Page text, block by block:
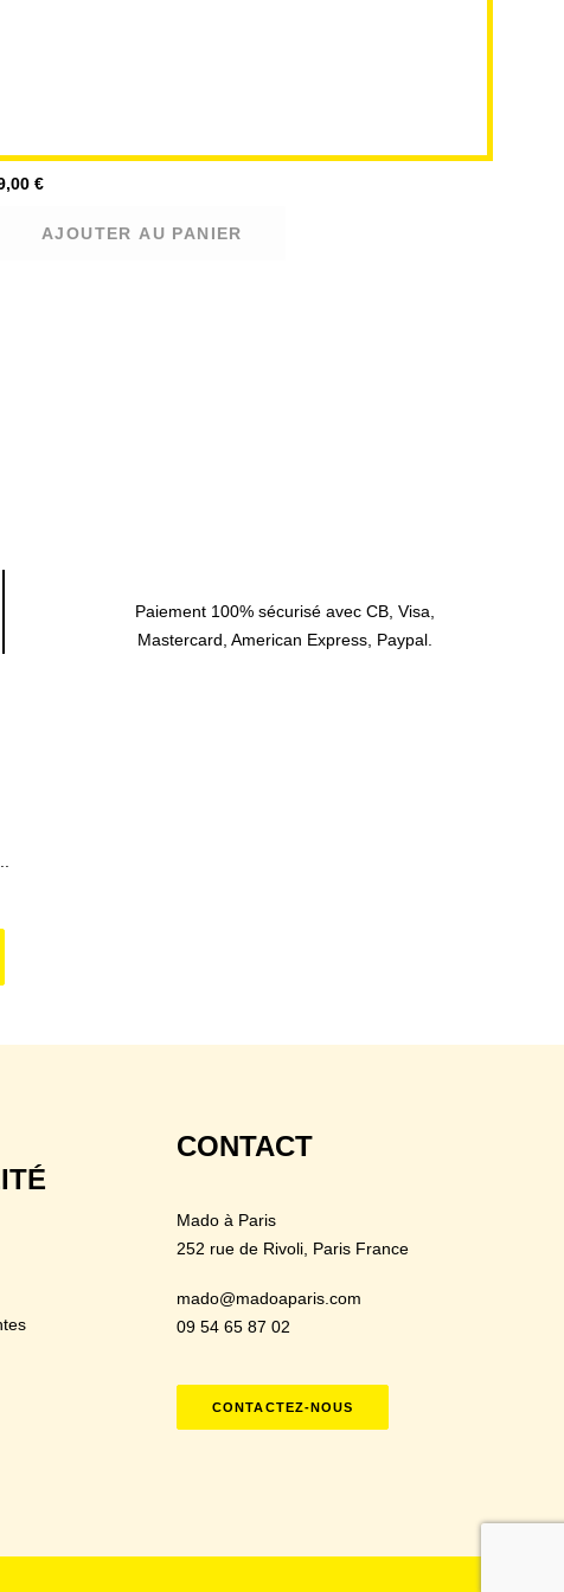
€
AJOUTER AU PANIER
Paiement 100% sécurisé avec CB, Visa,
Mastercard, American Express, Paypal.
CONTACT
Mado à Paris
252 rue de Rivoli , Paris France
mado@madoaparis.com
09 54 65 87 02
CONTACTEZ-NOUS